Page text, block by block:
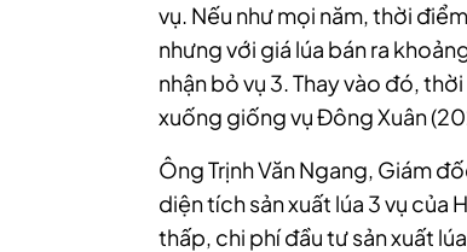
vụ. Nếu như mọi năm, thời
nhưng với giá lúa bán ra
nhận bỏ vụ 3. Thay vào đó,
xuống giống vụ Đông Xuân
Ông Trịnh Văn Ngang, Giám
diện tích sản xuất lúa 3 vụ của
thấp, chi phí đầu tư sản xuất